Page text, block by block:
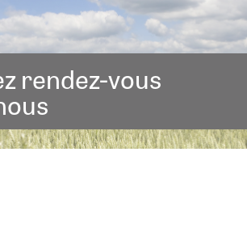
ren­dez-vous